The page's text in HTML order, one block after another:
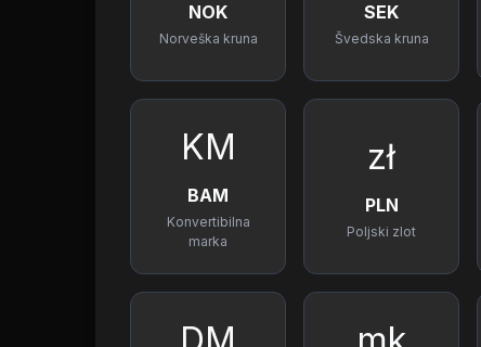
NOK
Norveška kruna
SEK
Švedska kruna
KM
BAM
Konvertibilna
marka
zł
PLN
Poljski zlot